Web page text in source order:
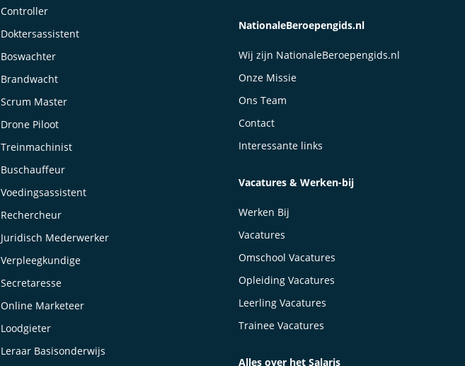
Controller
Doktersassistent
Boswachter
Brandwacht
Scrum Master
Drone Piloot
Treinmachinist
Buschauffeur
Voedingsassistent
Rechercheur
Juridisch Mederwerker
Verpleegkundige
Secretaresse
Online Marketeer
Loodgieter
Leraar Basisonderwijs
NationaleBeroepengids.nl
Wij zijn NationaleBeroepengids.nl
Onze Missie
Ons Team
Contact
Interessante links
Vacatures & Werken-bij
Werken Bij
Vacatures
Omschool Vacatures
Opleiding Vacatures
Leerling Vacatures
Trainee Vacatures
Alles over het Salaris